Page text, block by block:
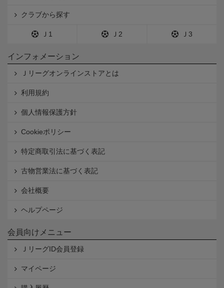
クラブから探す
Ｊ1 Ｊ2 Ｊ3
インフォメーション
Ｊリーグオンラインストアとは
利用規約
個人情報保護方針
Cookieポリシー
特定商取引法に基づく表記
古物営業法に基づく表記
会社概要
ヘルプページ
会員向けメニュー
ＪリーグID会員登録
マイページ